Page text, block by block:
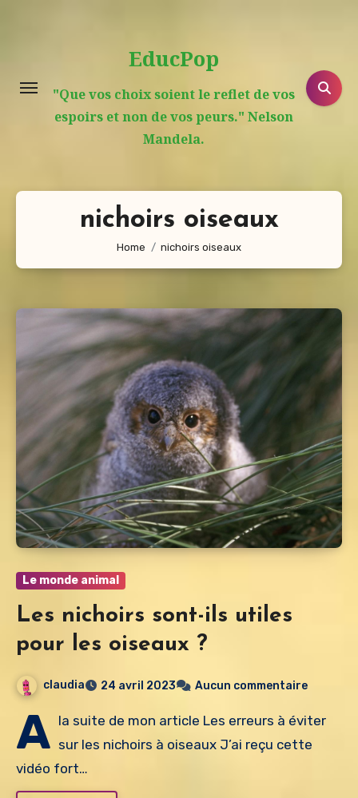
EducPop
"Que vos choix soient le reflet de vos
espoirs et non de vos peurs." Nelson
Mandela.
nichoirs oiseaux
Home nichoirs oiseaux
Le monde animal
Les nichoirs sont-ils utiles
pour les oiseaux ?
claudia 24 avril 2023 Aucun commentaire
A la suite de mon article Les erreurs à éviter
sur les nichoirs à oiseaux J’ai reçu cette
vidéo fort…